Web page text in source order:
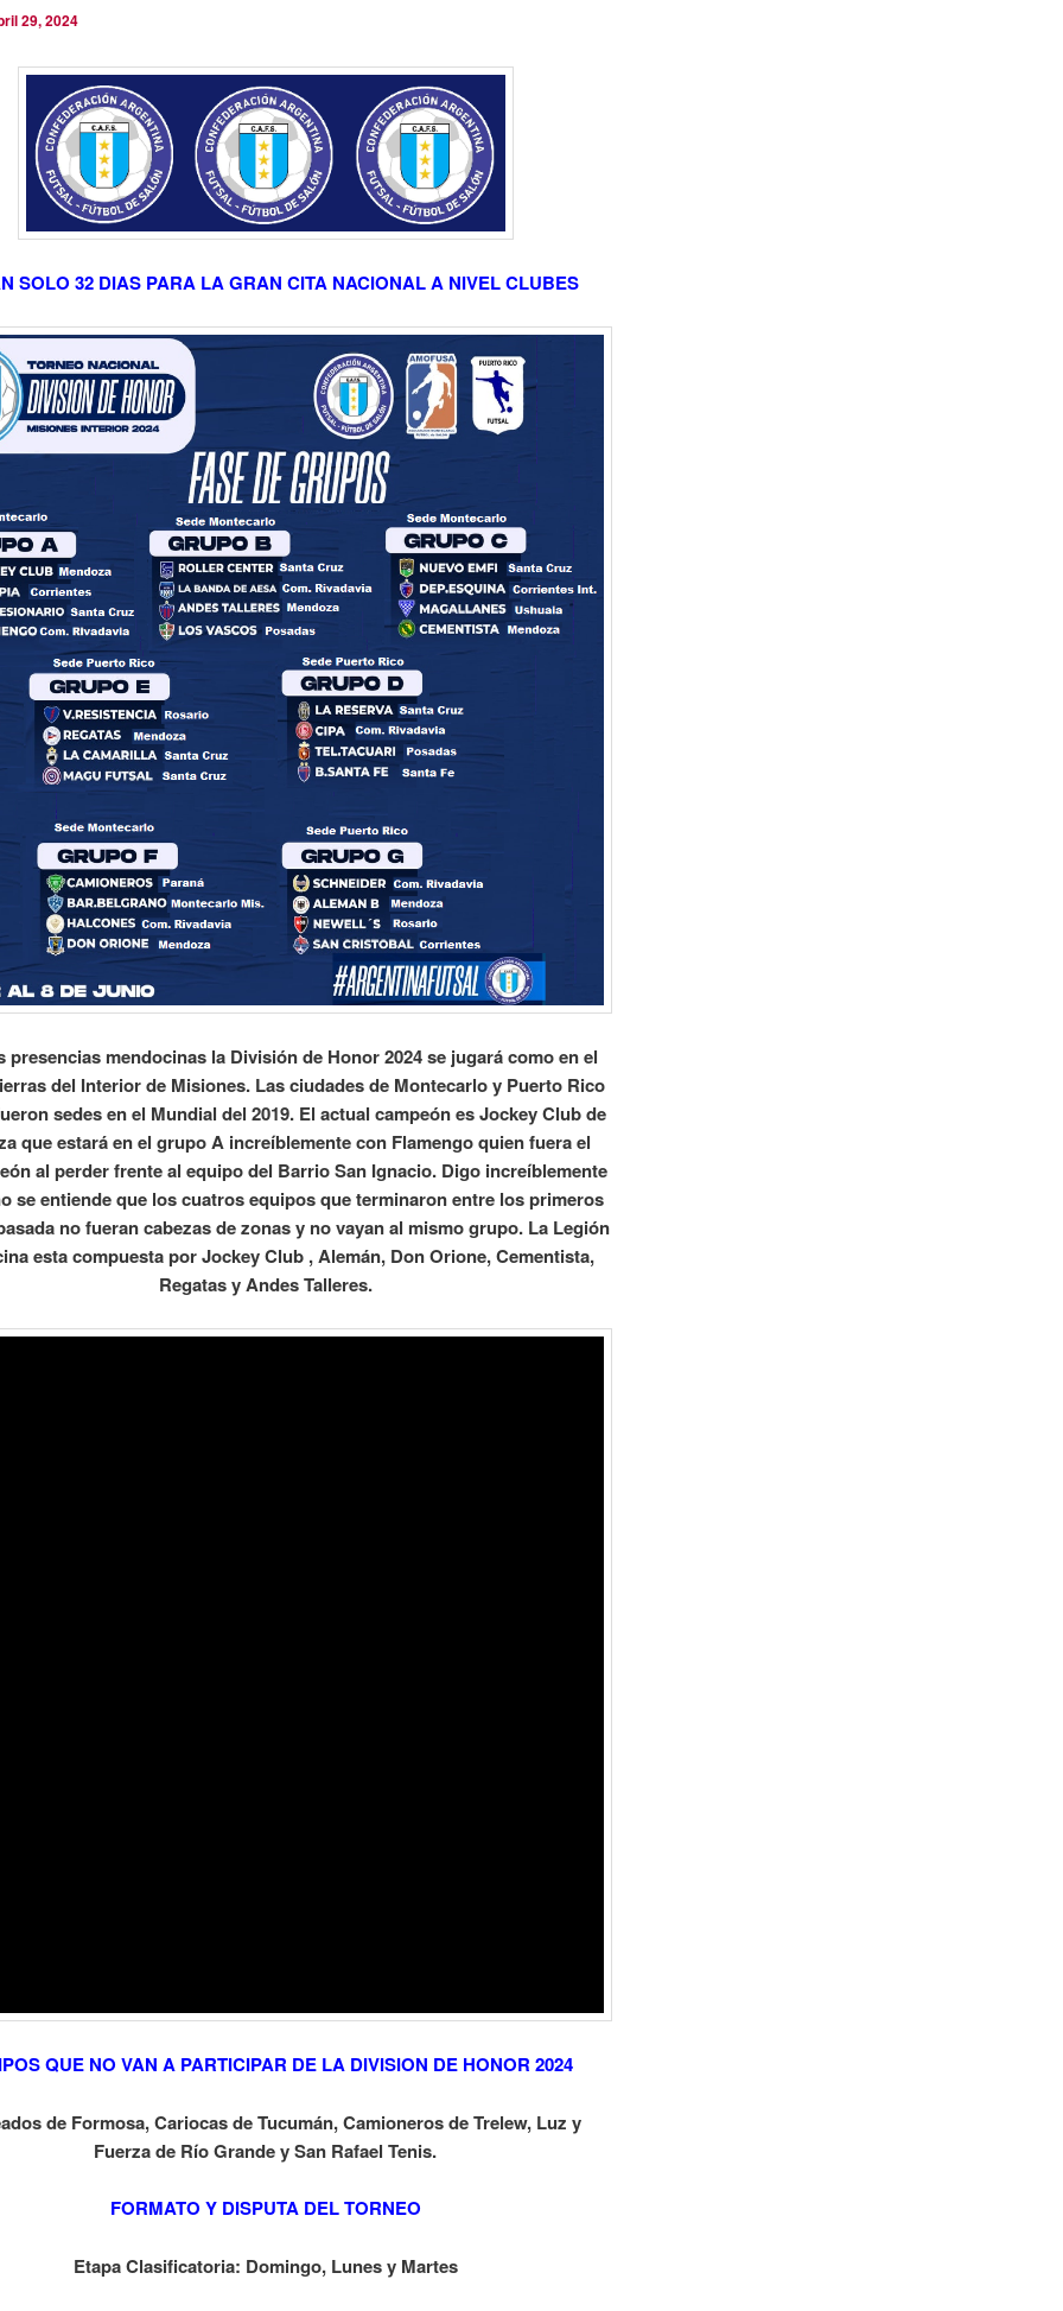
29, 2024
SOLO 32 DIAS PARA LA GRAN CITA NACIONAL A NIVEL CLUBES
presencias mendocinas la División de Honor 2024 se jugará como en el
del Interior de Misiones. Las ciudades de Montecarlo y Puerto Rico
sedes en el Mundial del 2019. El actual campeón es Jockey Club de
que estará en el grupo A increíblemente con Flamengo quien fuera el
al perder frente al equipo del Barrio San Ignacio. Digo increíblemente
se entiende que los cuatros equipos que terminaron entre los primeros
no fueran cabezas de zonas y no vayan al mismo grupo. La Legión
esta compuesta por Jockey Club , Alemán, Don Orione, Cementista,
Regatas y Andes Talleres.
QUE NO VAN A PARTICIPAR DE LA DIVISION DE HONOR 2024
de Formosa, Cariocas de Tucumán, Camioneros de Trelew, Luz y
Fuerza de Río Grande y San Rafael Tenis.
FORMATO Y DISPUTA DEL TORNEO
Etapa Clasificatoria: Domingo, Lunes y Martes